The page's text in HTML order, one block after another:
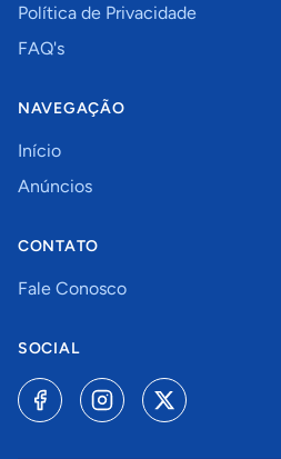
Política de Privacidade
FAQ's
NAVEGAÇÃO
Início
Anúncios
CONTATO
Fale Conosco
SOCIAL